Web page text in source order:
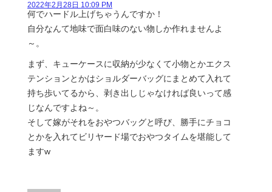
2022年2月28日 10:09 PM
何でハードル上げちゃうんですか！
自分なんて地味で面白味のない物しか作れませんよ
～。
まず、キューケースに収納が少なくて小物とかエクス
テンションとかはショルダーバッグにまとめて入れて
持ち歩いてるから、剥き出しじゃなければ良いって感
じなんですよね～。
そして嫁がそれをおやつバッグと呼び、勝手にチョコ
とかを入れてビリヤード場でおやつタイムを堪能して
ますw